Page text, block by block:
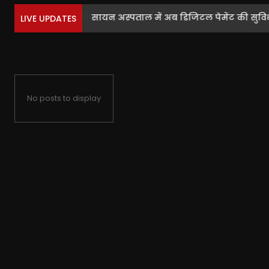
LIVE UPDATES सायन अस्पताल में अब डिजिटल पेमेंट की
No posts to display